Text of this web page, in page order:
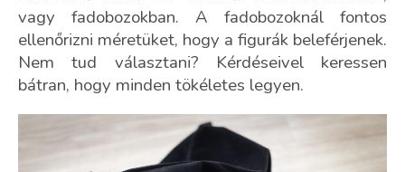
vagy fadobozokban. A fadobozoknál fontos
ellenőrizni méretüket, hogy a figurák beleférjenek.
Nem tud választani? Kérdéseivel keressen
bátran, hogy minden tökéletes legyen.